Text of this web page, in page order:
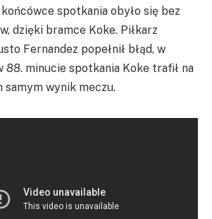
spotkania obyło się bez
dzięki bramce Koke. Piłkarz
Fernandez popełnił błąd, w
minucie spotkania Koke trafił na
samym wynik meczu.